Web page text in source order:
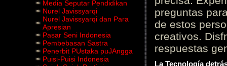
Media Seputar Pendidikan
Nurel Javissyarqi
Nurel Javissyarqi dan Para
Apresian
Pasar Seni Indonesia
Pembebasan Sastra
Penerbit PUstaka puJAngga
Puisi-Puisi Indonesia
preguntas
de estos
creativos.
respuestas
La Tecnología